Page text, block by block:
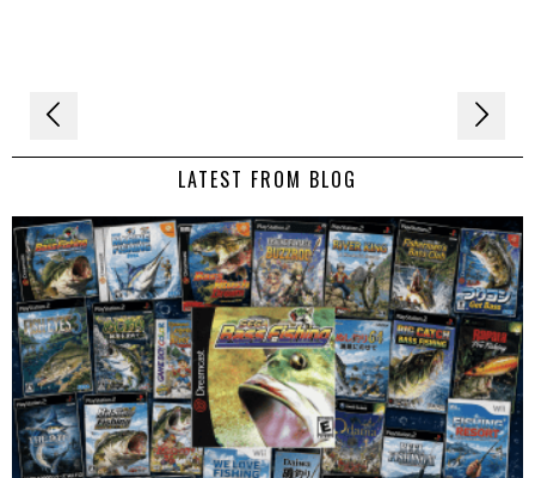
Navigation
de LATEST FROM BLOG